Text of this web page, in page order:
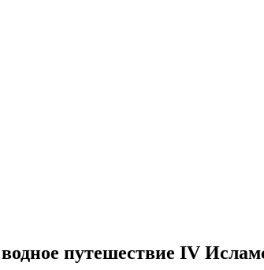
путешествие IV